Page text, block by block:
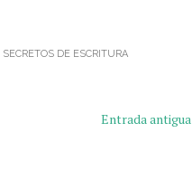
SECRETOS DE ESCRITURA
Entrada antigua